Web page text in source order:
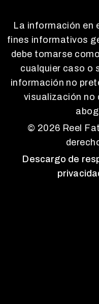
La información en
fines informativos
debe tomarse
cualquier caso o
información no
visualización no
© 2026 Reel
Descargo de